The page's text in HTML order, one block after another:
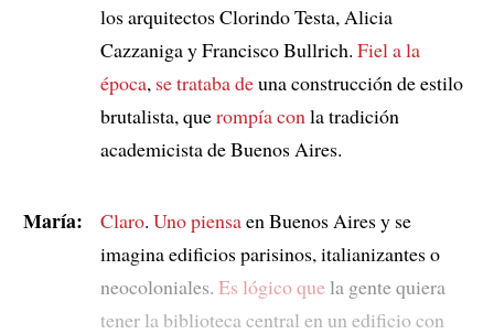
los arquitectos Clorindo Testa, Alicia
Cazzaniga y Francisco Bullrich. Fiel a la
época, se trataba deuna construcción de estilo
brutalista, querompía con la tradición
academicista de Buenos Aires.
María: Claro. Uno piensaen Buenos Aires y se
imagina edificios parisinos, italianizantes o
neocoloniales. Es lógico quela gente quiera
tener la biblioteca central en un edificio con